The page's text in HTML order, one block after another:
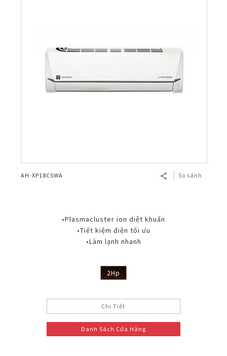
AH-XP18CSWA So sánh
•Plasmacluster ion diệt khuẩn
•Tiết kiệm điện tối ưu
•Làm lạnh nhanh
2Hp
Chi Tiết
Danh Sách Cửa Hàng